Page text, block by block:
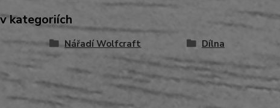
kategoriích
Nářadí Wolfcraft Dílna